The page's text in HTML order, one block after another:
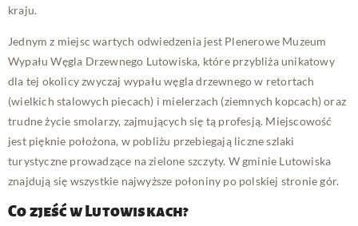
kraju.
Jednym z miejsc wartych odwiedzenia jest Plenerowe Muzeum
Wypału Węgla Drzewnego Lutowiska, które przybliża unikatowy
dla tej okolicy zwyczaj wypału węgla drzewnego w retortach
(wielkich stalowych piecach) i mielerzach (ziemnych kopcach) oraz
trudne życie smolarzy, zajmujących się tą profesją. Miejscowość
jest pięknie położona, w pobliżu przebiegają liczne szlaki
turystyczne prowadzące na zielone szczyty. W gminie Lutowiska
znajdują się wszystkie najwyższe połoniny po polskiej stronie gór.
Co zjeść w Lutowiskach?